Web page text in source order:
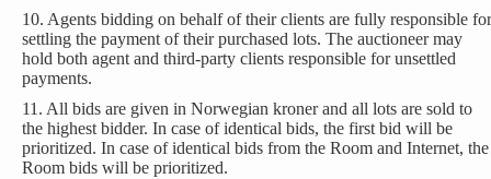
10. Agents bidding on behalf of their clients are fully responsible for
settling the payment of their purchased lots. The auctioneer may
hold both agent and third-party clients responsible for unsettled
payments.
11. All bids are given in Norwegian kroner and all lots are sold to
the highest bidder. In case of identical bids, the first bid will be
prioritized. In case of identical bids from the Room and Internet, the
Room bids will be prioritized.